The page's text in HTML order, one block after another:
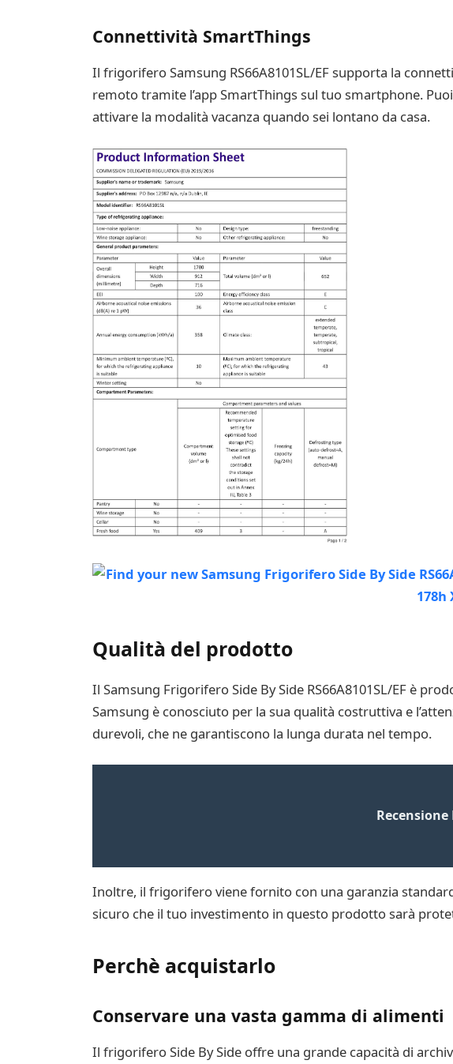
Connettività SmartThings
Il frigorifero Samsung RS66A8101SL/EF supporta la
remoto tramite l’app SmartThings sul tuo smartphone.
attivare la modalità vacanza quando sei lontano da casa.
Qualità del prodotto
Il Samsung Frigorifero Side By Side RS66A8101SL/EF è
Samsung è conosciuto per la sua qualità costruttiva e
durevoli, che ne garantiscono la lunga durata nel tempo.
Inoltre, il frigorifero viene fornito con una garanzia
sicuro che il tuo investimento in questo prodotto sarà
Perchè acquistarlo
Conservare una vasta gamma di alimenti
Il frigorifero Side By Side offre una grande capacità di